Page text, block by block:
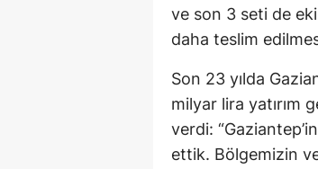
ve son 3 seti de
daha teslim
Son 23 yılda
milyar lira yatırım
verdi:
ettik. Bölgemizin